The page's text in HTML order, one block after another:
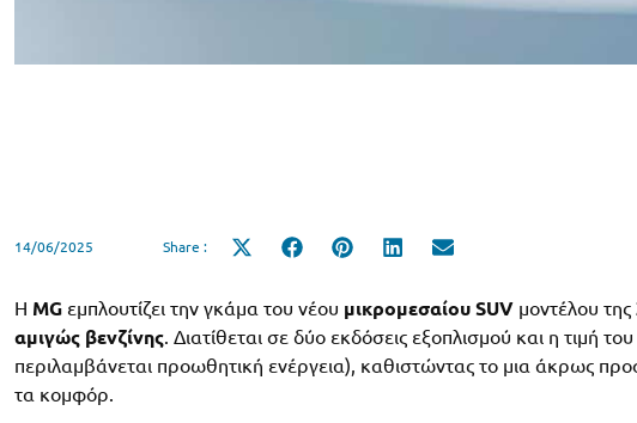
14/06/2025 Share :
Share
Share
Share
Share
Η MG εμπλουτίζει την γκάμα του νέου μικρομεσαίου SUV μοντέλου της
αμιγώς βενζίνης. Διατίθεται σε δύο εκδόσεις εξοπλισμού και η τιμή
περιλαμβάνεται προωθητική ενέργεια), καθιστώντας το μια άκρως
τα κομφόρ.